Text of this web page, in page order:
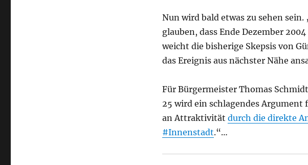
Nun wird bald etwas zu sehen
glauben, dass Ende Dezember
weicht die bisherige Skepsis von
das Ereignis aus nächster Nähe
Für Bürgermeister Thomas
25 wird ein schlagendes
an Attraktivität durch die direkte
#Innenstadt.“…